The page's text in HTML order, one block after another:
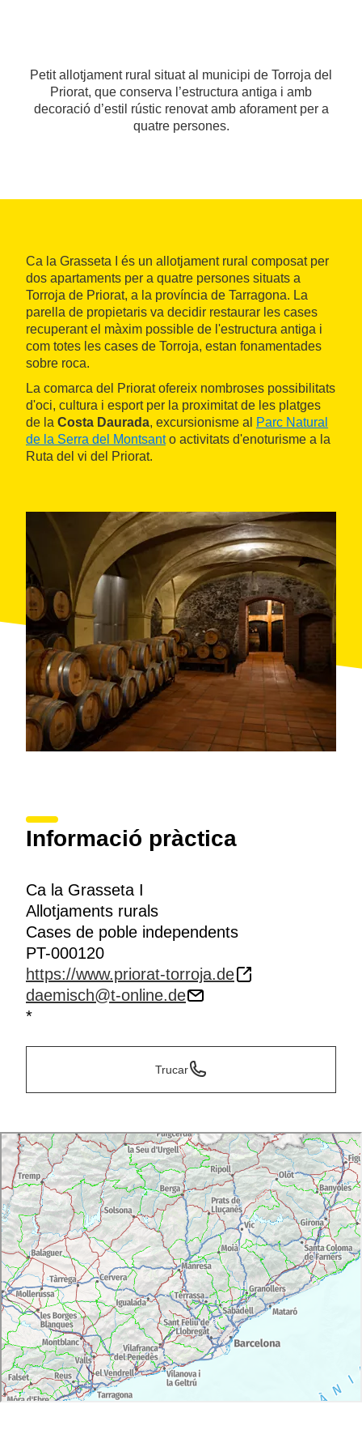
Petit allotjament rural situat al municipi de Torroja del
Priorat, que conserva l’estructura antiga i amb
decoració d’estil rústic renovat amb aforament per a
quatre persones.
Ca la Grasseta I és un allotjament rural composat per
dos apartaments per a quatre persones situats a
Torroja de Priorat, a la província de Tarragona. La
parella de propietaris va decidir restaurar les cases
recuperant el màxim possible de l'estructura antiga i
com totes les cases de Torroja, estan fonamentades
sobre roca.
La comarca del Priorat ofereix nombroses possibilitats
d'oci, cultura i esport per la proximitat de les platges
de la Costa Daurada, excursionisme al
Parc Natural
de la Serra del Montsanto activitats d'enoturisme a la
Ruta del vi del Priorat.
Informació pràctica
Ca la Grasseta I
Allotjaments rurals
Cases de poble independents
PT-000120
https://www.priorat-torroja.de
daemisch@t-online.de
*
Trucar